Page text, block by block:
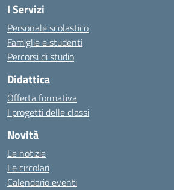
I Servizi
Personale scolastico
Famiglie e studenti
Percorsi di studio
Didattica
Offerta formativa
I progetti delle classi
Novità
Le notizie
Le circolari
Calendario eventi